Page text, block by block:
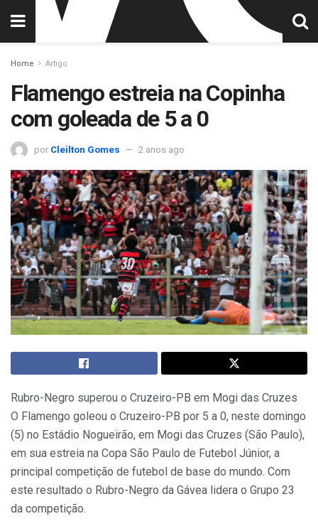
Home Artigo
Flamengo estreia na Copinha
com goleada de 5 a 0
por Cleilton Gomes 2 anos ago
Rubro-Negro superou o Cruzeiro-PB em Mogi das Cruzes
O Flamengo goleou o Cruzeiro-PB por 5 a 0, neste domingo
(5) no Estádio Nogueirão, em Mogi das Cruzes (São Paulo),
em sua estreia na Copa São Paulo de Futebol Júnior, a
principal competição de futebol de base do mundo. Com
este resultado o Rubro-Negro da Gávea lidera o Grupo 23
da competição.